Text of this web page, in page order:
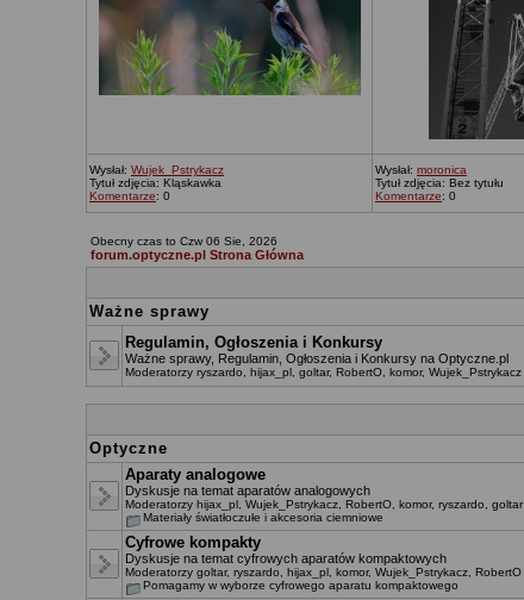
Wysłał: Wujek_Pstrykacz
Tytuł zdjęcia: Kląskawka
Komentarze: 0
Wysłał: moronica
Tytuł zdjęcia: Bez tytułu
Komentarze: 0
Obecny czas to Czw 06 Sie, 2026
forum.optyczne.pl Strona Główna
Ważne sprawy
Regulamin, Ogłoszenia i Konkursy
Ważne sprawy, Regulamin, Ogłoszenia i Konkursy na Optyczne.pl
Moderatorzy ryszardo hijax_pl goltar, RobertO komor, Wujek_Pstrykacz
Optyczne
Aparaty analogowe
Dyskusje na temat aparatów analogowych
Moderatorzy hijax_pl Wujek_Pstrykacz RobertO komor, ryszardo
goltar
Materiały światłoczułe i akcesoria ciemniowe
Cyfrowe kompakty
Dyskusje na temat cyfrowych aparatów kompaktowych
Moderatorzy goltar, ryszardo hijax_pl komor, Wujek_Pstrykacz RobertO
Pomagamy w wyborze cyfrowego aparatu kompaktowego